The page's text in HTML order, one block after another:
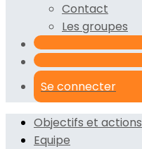
Contact
Les groupes
Se connecter
Objectifs et actions
Equipe